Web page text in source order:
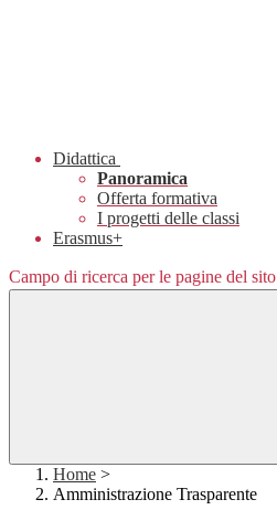
Didattica
Panoramica
Offerta formativa
I progetti delle classi
Erasmus+
Campo di ricerca per le pagine del sito
Home >
Amministrazione Trasparente